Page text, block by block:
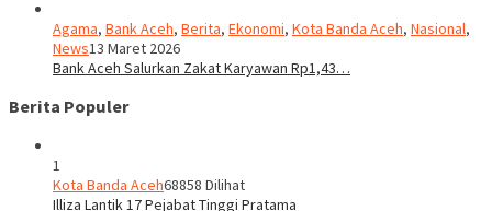
Agama, Bank Aceh, Berita, Ekonomi, Kota Banda Aceh, Nasional,
News13 Maret 2026
Bank Aceh Salurkan Zakat Karyawan Rp1,43…
Berita Populer
1
Kota Banda Aceh68858 Dilihat
Illiza Lantik 17 Pejabat Tinggi Pratama